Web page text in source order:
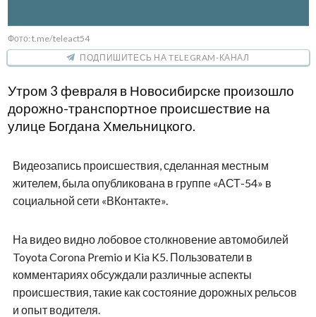
Фото: t.me/teleact54
ПОДПИШИТЕСЬ НА TELEGRAM-КАНАЛ
Утром 3 февраля в Новосибирске произошло
дорожно-транспортное происшествие на
улице Богдана Хмельницкого.
Видеозапись происшествия, сделанная местным
жителем, была опубликована в группе «АСТ-54» в
социальной сети «ВКонтакте».
На видео видно лобовое столкновение автомобилей
Toyota Corona Premio и Kia K5. Пользователи в
комментариях обсуждали различные аспекты
происшествия, такие как состояние дорожных рельсов
и опыт водителя.